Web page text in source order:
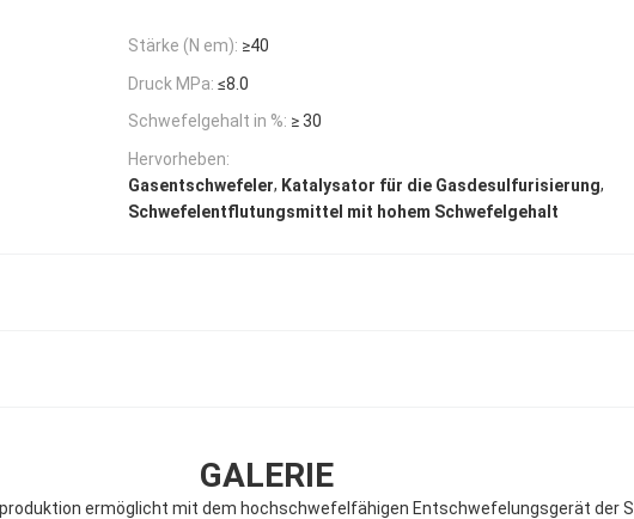
Stärke (N em): ≥40
Druck MPa: ≤8.0
Schwefelgehalt in %: ≥ 30
Hervorheben:
Gasentschwefeler, Katalysator für die Gasdesulfurisierung,
Schwefelentflutungsmittel mit hohem Schwefelgehalt
GALERIE
ermöglicht mit dem hochschwefelfähigen Entschwefelungsgerät der